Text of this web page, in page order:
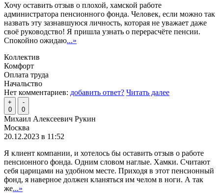
Хочу оставить отзыв о плохой, хамской работе
администратора пенсионного фонда. Человек, если можно так
назвать эту зазнавшуюся личность, которая не уважает даже
своё руководство! Я пришла узнать о перерасчёте пенсии.
Спокойно ожидаю...»
Коллектив
Комфорт
Оплата труда
Начальство
Нет комментариев: добавить ответ? Читать далее
+
0
-
0
Михаил Алексеевич Рукин
Москва
20.12.2023 в 11:52
Я клиент компании, и хотелось бы оставить отзыв о работе
пенсионного фонда. Одним словом наглые. Хамки. Считают
себя царицами на удобном месте. Приходя в этот пенсионный
фонд, я наверное должен кланяться им челом в ноги. А так
же...»